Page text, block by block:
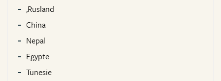
,Rusland
China
Nepal
Egypte
Tunesie